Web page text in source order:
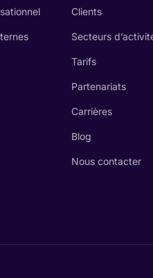
Clients
Secteurs
Tarifs
Partenariats
Carrières
Blog
Nous contacter